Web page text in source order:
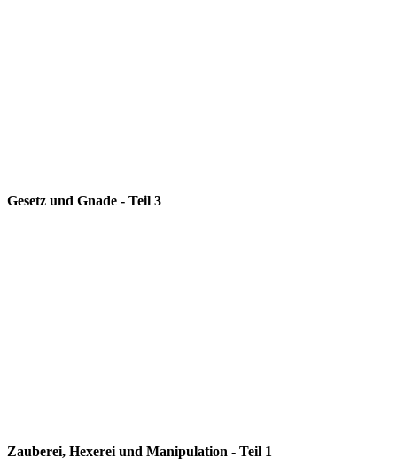
Gesetz und Gnade - Teil 3
Zauberei, Hexerei und Manipulation - Teil 1